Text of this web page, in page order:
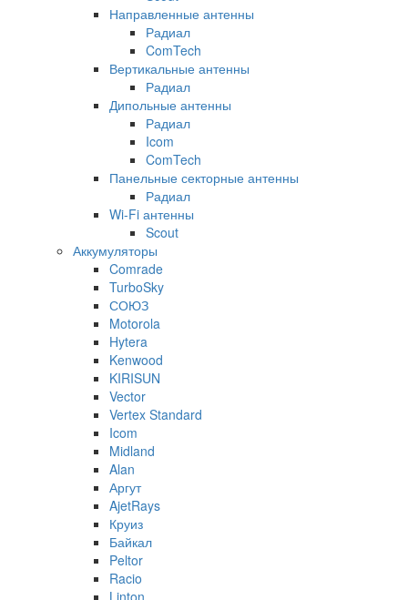
Направленные антенны
Радиал
ComTech
Вертикальные антенны
Радиал
Дипольные антенны
Радиал
Icom
ComTech
Панельные секторные антенны
Радиал
Wi-Fi антенны
Scout
Аккумуляторы
Comrade
TurboSky
СОЮЗ
Motorola
Hytera
Kenwood
KIRISUN
Vector
Vertex Standard
Icom
Midland
Alan
Аргут
AjetRays
Круиз
Байкал
Peltor
Racio
Linton